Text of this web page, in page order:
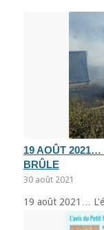
19 AOÛT 2021…
BRÛLE
30 août 2021
19 août 2021…